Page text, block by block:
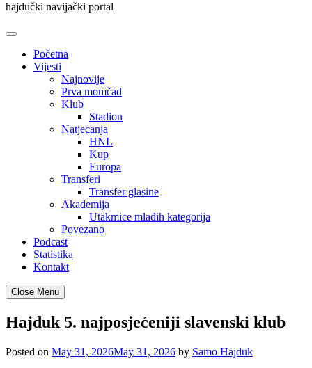
hajdučki navijački portal
Početna
Vijesti
Najnovije
Prva momčad
Klub
Stadion
Natjecanja
HNL
Kup
Europa
Transferi
Transfer glasine
Akademija
Utakmice mlađih kategorija
Povezano
Podcast
Statistika
Kontakt
Close Menu
Hajduk 5. najposjećeniji slavenski klub
Posted on May 31, 2026May 31, 2026 by Samo Hajduk